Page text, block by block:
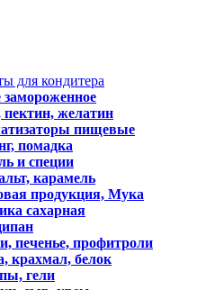
для кондитера
пектин, желатин
пищевые
помадка
и специи
карамель
продукция, Мука
сахарная
печенье, профитроли
крахмал, белок
гели